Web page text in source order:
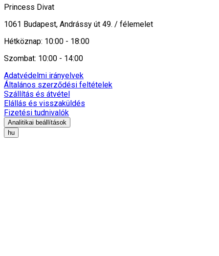
Princess Divat
1061 Budapest, Andrássy út 49. / félemelet
Hétköznap: 10:00 - 18:00
Szombat: 10:00 - 14:00
Adatvédelmi irányelvek
Általános szerződési feltételek
Szállítás és átvétel
Elállás és visszaküldés
Fizetési tudnivalók
Analitikai beállítások
hu